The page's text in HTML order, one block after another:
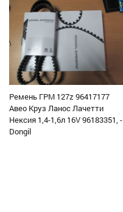
Ремень ГРМ 127z 96417177
Авео Круз Ланос Лачетти
Нексия 1,4-1,6л 16V 96183351, -
Dongil